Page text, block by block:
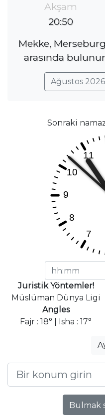
Akşam
20:50
Mekke,
arasında
Ağustos
Sonraki
Juristik Yöntemler!
Müslüman Dünya Ligi
Angles
Fajr : 18° | Isha : 17°
Bulmak